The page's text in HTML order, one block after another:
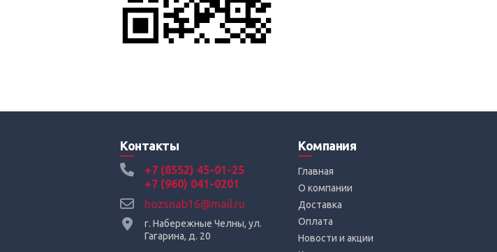
Контакты
+7 (8552) 45-01-25
+7 (960) 041-0201
hozsnab16@mail.ru
г. Набережные Челны, ул.
Гагарина, д. 20
Компания
Главная
О компании
Доставка
Оплата
Новости и акции